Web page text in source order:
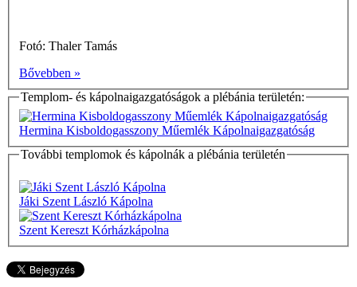
Fotó: Thaler Tamás
Bővebben »
Templom- és kápolnaigazgatóságok a plébánia területén:
Hermina Kisboldogasszony Műemlék Kápolnaigazgatóság
További templomok és kápolnák a plébánia területén
Jáki Szent László Kápolna
Szent Kereszt Kórházkápolna